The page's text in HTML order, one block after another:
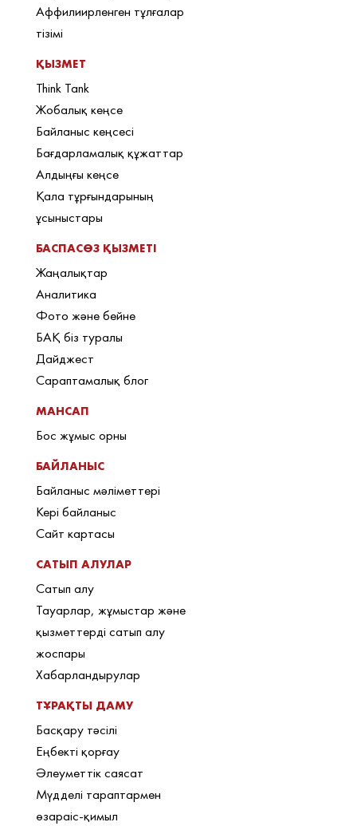
Аффилиирленген тұлғалар
тізімі
ҚЫЗМЕТ
Think Tank
Жобалық кеңсе
Байланыс кеңсесі
Бағдарламалық құжаттар
Алдыңғы кеңсе
Қала тұрғындарының
ұсыныстары
БАСПАСӨЗ ҚЫЗМЕТІ
Жаңалықтар
Аналитика
Фото және бейне
БАҚ біз туралы
Дайджест
Сараптамалық блог
МАНСАП
Бос жұмыс орны
БАЙЛАНЫС
Байланыс мәліметтері
Кері байланыс
Сайт картасы
САТЫП АЛУЛАР
Сатып алу
Тауарлар, жұмыстар және
қызметтерді сатып алу
жоспары
Хабарландырулар
ТҰРАҚТЫ ДАМУ
Басқару тәсілі
Еңбекті қорғау
Әлеуметтік саясат
Мүдделі тараптармен
өзараіс-қимыл